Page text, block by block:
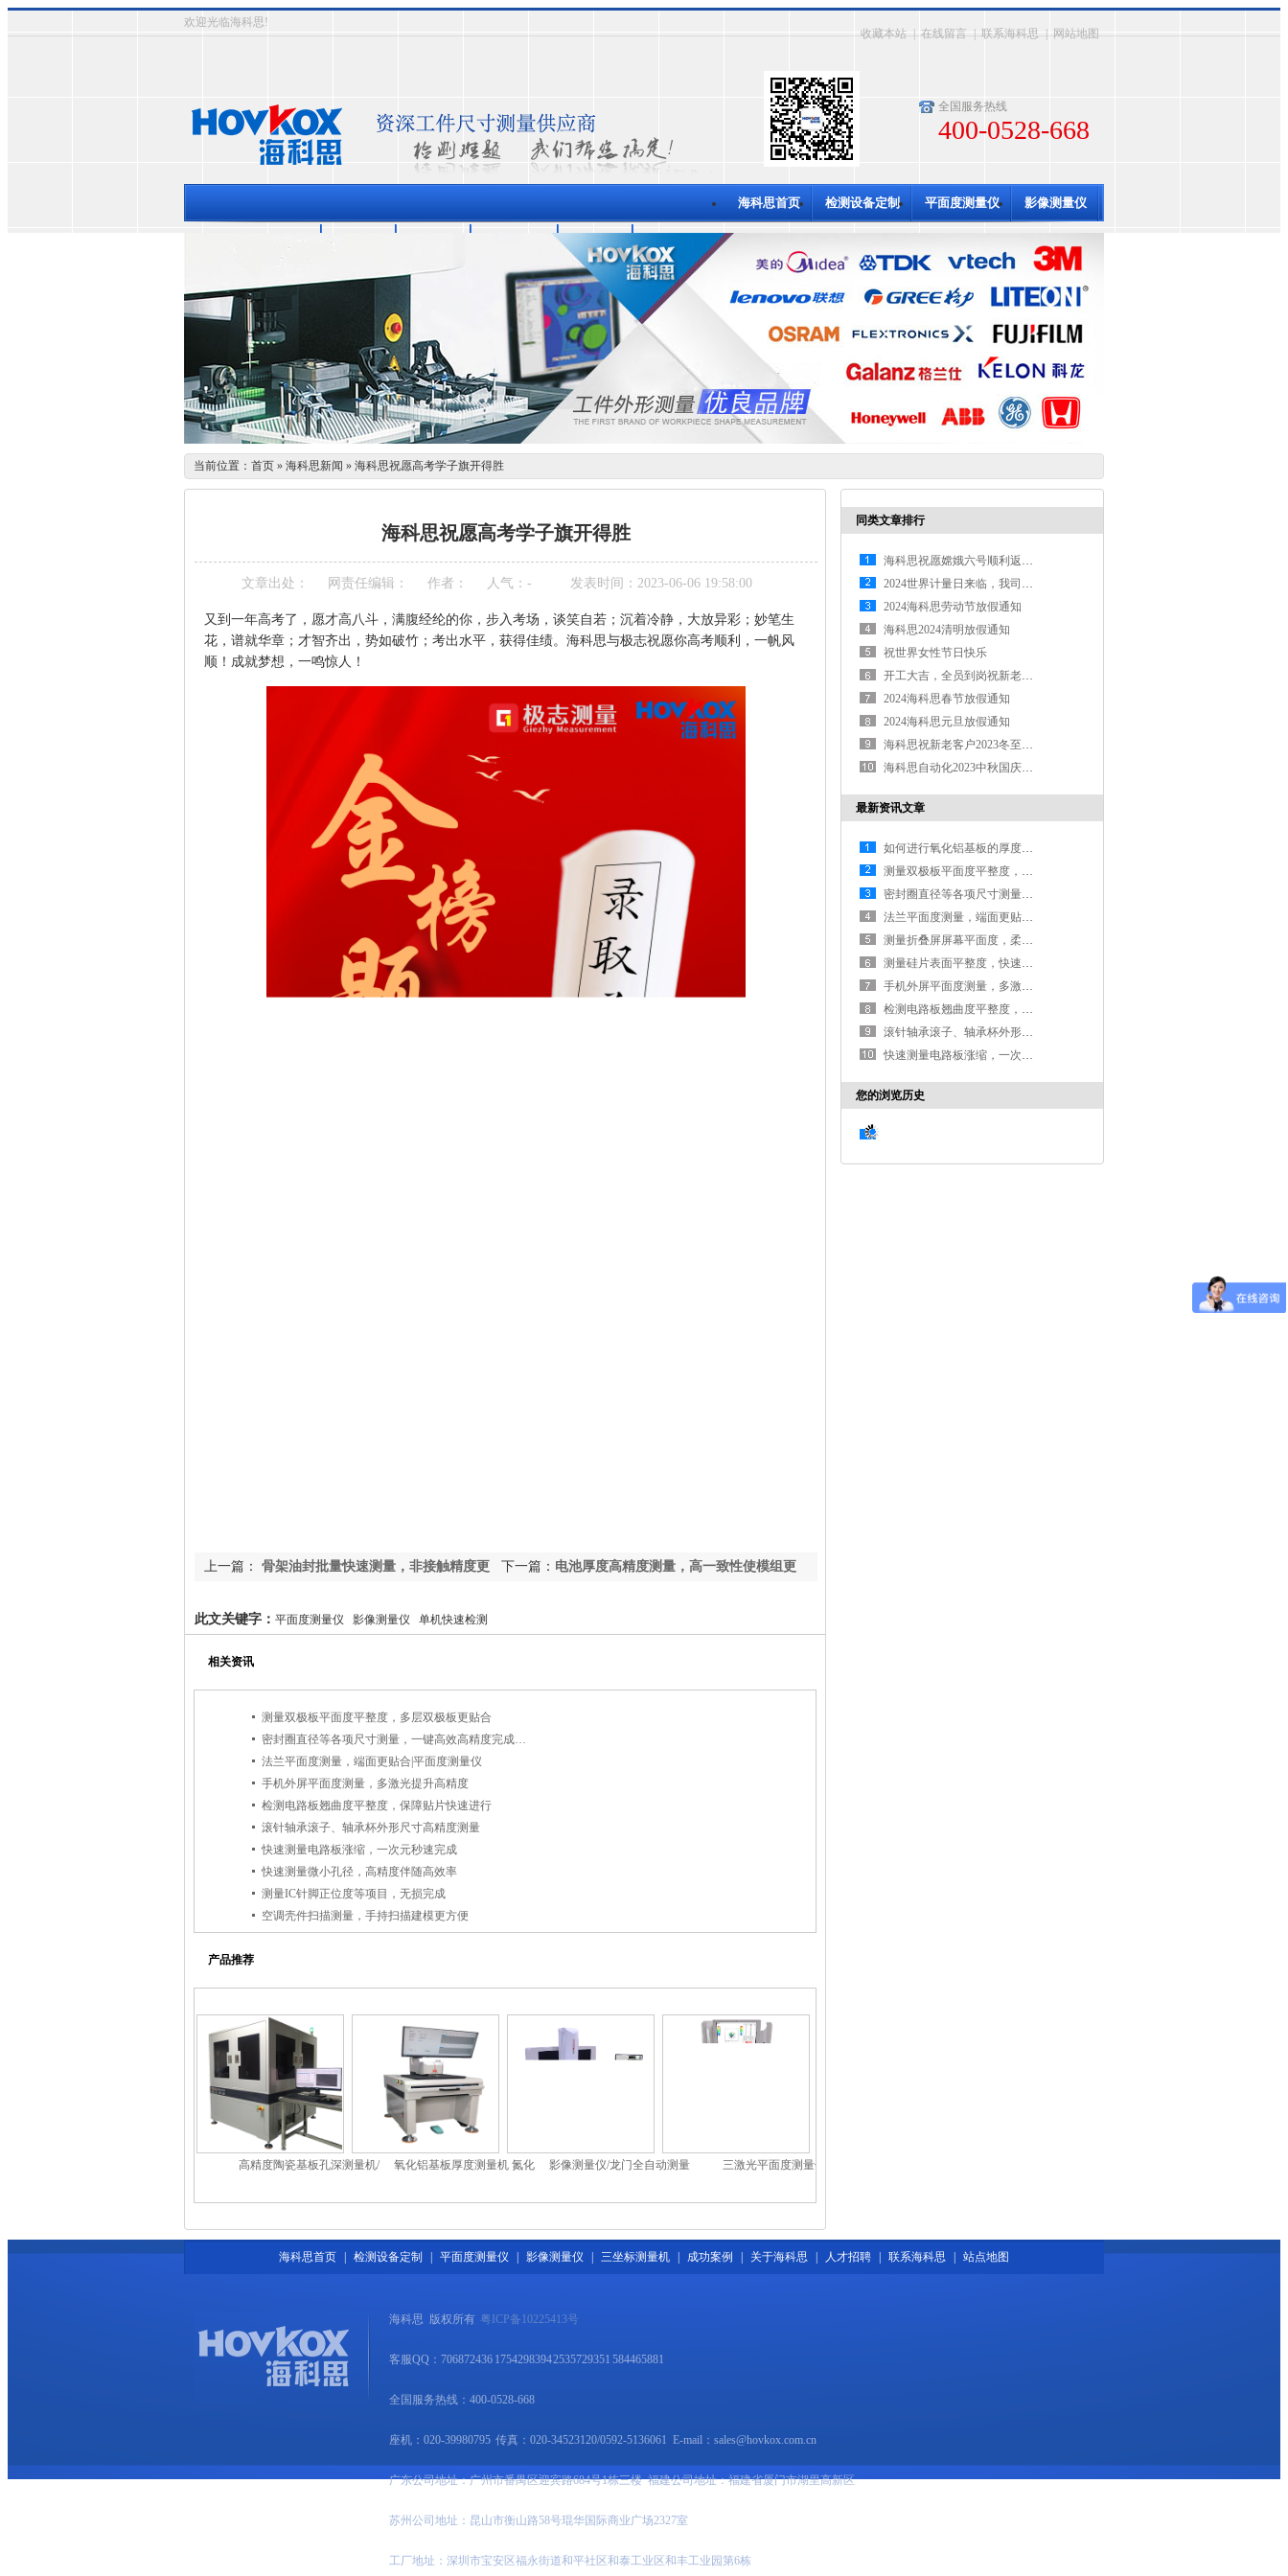
欢迎光临海科思!
收藏本站 | 在线留言 | 联系海科思 | 网站地图
全国服务热线
400-0528-668
海科思首页 检测设备定制 平面度测量仪 影像测量仪
测量技术 联系海科思
热门关键词： 三次元影象式测量仪 半自动影像测量仪 全自动影像测量仪
当前位置： 首页 » 海科思新闻 » 海科思祝愿高考学子旗开得胜
海科思祝愿高考学子旗开得胜
文章出处： 网责任编辑： 作者： 人气： - 发表时间：2023-06-06 19:58:00
又到一年高考了，愿才高八斗，满腹经纶的你，步入考场，谈笑自若；沉着冷静，大放异彩；妙笔生
花，谱就华章；才智齐出，势如破竹；考出水平，获得佳绩。海科思与极志祝愿你高考顺利，一帆风
顺！成就梦想，一鸣惊人！
下一篇： 电池厚度高精度测量，高一致性使模组更
上一篇：
骨架油封批量快速测量，非接触精度更
此文关键字： 平面度测量仪 影像测量仪 单机快速检测
相关资讯
测量双极板平面度平整度，多层双极板更贴合
密封圈直径等各项尺寸测量，一键高效高精度完成测量
法兰平面度测量，端面更贴合|平面度测量仪
手机外屏平面度测量，多激光提升高精度
检测电路板翘曲度平整度，保障贴片快速进行
滚针轴承滚子、轴承杯外形尺寸高精度测量
快速测量电路板涨缩，一次元秒速完成
快速测量微小孔径，高精度伴随高效率
测量IC针脚正位度等项目，无损完成
空调壳件扫描测量，手持扫描建模更方便
产品推荐
高精度陶瓷基板孔深测量机/
氧化铝基板厚度测量机 氮化
影像测量仪/龙门全自动测量
三激光平面度测量仪
同类文章排行
海科思祝愿嫦娥六号顺利返航，中国航天再创历时
2024世界计量日来临，我司必将以此为己任
2024海科思劳动节放假通知
海科思2024清明放假通知
祝世界女性节日快乐
开工大吉，全员到岗祝新老客户龙年大吉
2024海科思春节放假通知
2024海科思元旦放假通知
海科思祝新老客户2023冬至快乐
海科思自动化2023中秋国庆双节放假通知
最新资讯文章
如何进行氧化铝基板的厚度测量
测量双极板平面度平整度，多层双极板更贴合
密封圈直径等各项尺寸测量，一键高效高精度完成测量
法兰平面度测量，端面更贴合|平面度测量仪
测量折叠屏屏幕平面度，柔性材料同样适用
测量硅片表面平整度，快速测量且不留测量痕迹
手机外屏平面度测量，多激光提升高精度
检测电路板翘曲度平整度，保障贴片快速进行
滚针轴承滚子、轴承杯外形尺寸高精度测量
快速测量电路板涨缩，一次元秒速完成
您的浏览历史
海科思首页 检测设备定制 平面度测量仪 影像测量仪 三坐标测量机 成功案例 关于海科思 人才招聘 联系海科思 站点地图
海科思 版权所有 粤ICP备10225413号
客服QQ：706872436 1754298394 2535729351 584465881
全国服务热线：400-0528-668
座机：020-39980795 传真：020-34523120/0592-5136061 E-mail：sales@hovkox.com.cn
广东公司地址：广州市番禺区迎宾路684号1栋三楼 福建公司地址：福建省厦门市湖里高新区
苏州公司地址：昆山市衡山路58号琨华国际商业广场2327室
工厂地址：深圳市宝安区福永街道和平社区和泰工业区和丰工业园第6栋